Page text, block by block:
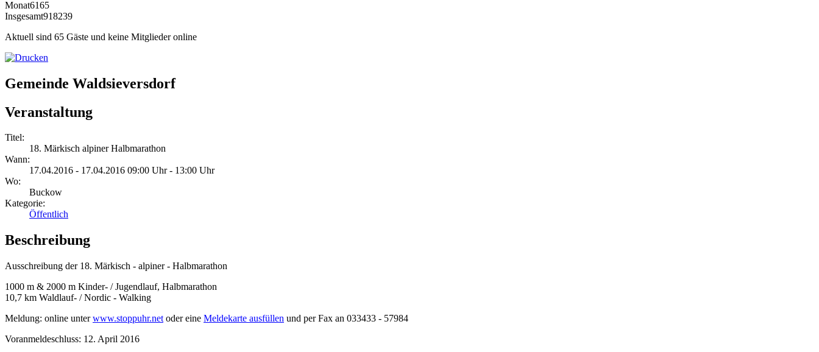
Monat6165
Insgesamt918239
Aktuell sind 65 Gäste und keine Mitglieder online
Gemeinde Waldsieversdorf
Veranstaltung
Titel:
18. Märkisch alpiner Halbmarathon
Wann:
17.04.2016 - 17.04.2016 09:00 Uhr - 13:00 Uhr
Wo:
Buckow
Kategorie:
Öffentlich
Beschreibung
Ausschreibung der 18. Märkisch - alpiner - Halbmarathon
1000 m & 2000 m Kinder- / Jugendlauf, Halbmarathon
10,7 km Waldlauf- / Nordic - Walking
Meldung: online unterwww.stoppuhr.net oder eine Meldekarte ausfüllen und per Fax an 033433 - 57984
Voranmeldeschluss: 12. April 2016